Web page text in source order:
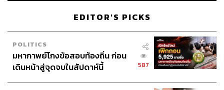
EDITOR'S PICKS
POLITICS
มหากาพย์โกงข้อสอบท้องถิ่น ก่อน
เดินหน้าสู่จุดจบในสัปดาห์นี้
587